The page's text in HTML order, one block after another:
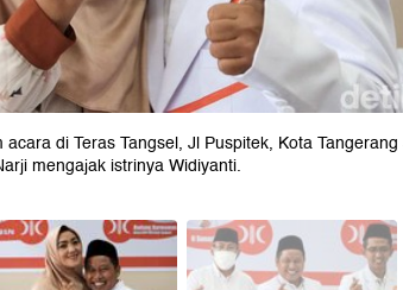
di Teras Tangsel, Jl Puspitek, Kota
mengajak istrinya Widiyanti.